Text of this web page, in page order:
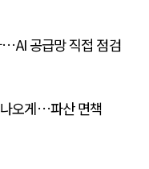
공급망 직접 점검
오게…파산 면책